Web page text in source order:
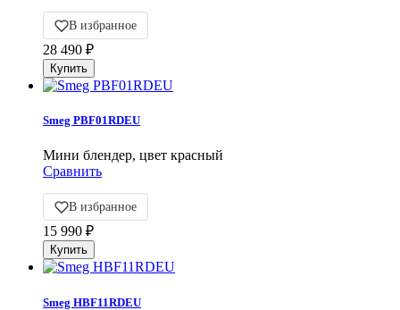
В избранное
28 490 ₽
Smeg PBF01RDEU
Мини блендер, цвет красный
Сравнить
В избранное
15 990 ₽
Smeg HBF11RDEU